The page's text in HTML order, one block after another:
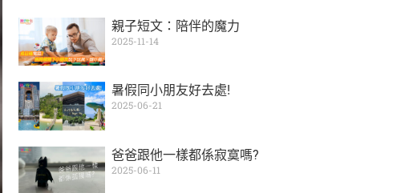
親子短文：陪伴的魔力
2025-11-14
暑假同小朋友好去處!
2025-06-21
爸爸跟他一樣都係寂寞嗎?
2025-06-11